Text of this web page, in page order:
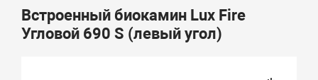
Встроенный биокамин Lux Fire
Угловой 690 S (левый угол)